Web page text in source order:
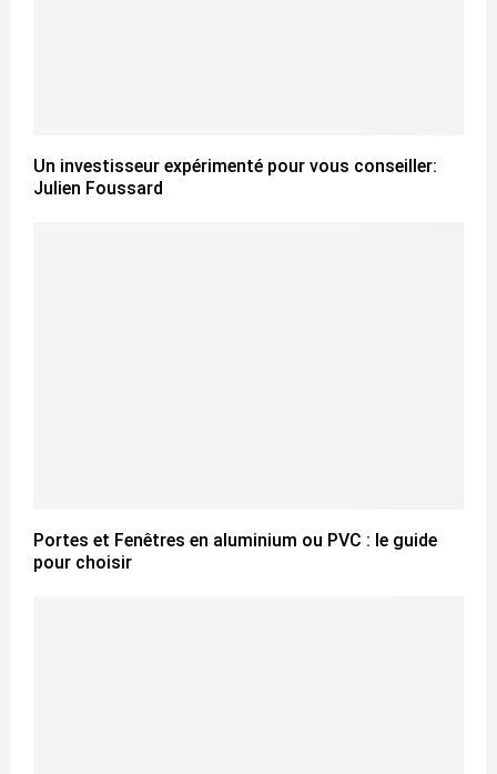
Un investisseur expérimenté pour vous conseiller:
Julien Foussard
Portes et Fenêtres en aluminium ou PVC : le guide
pour choisir